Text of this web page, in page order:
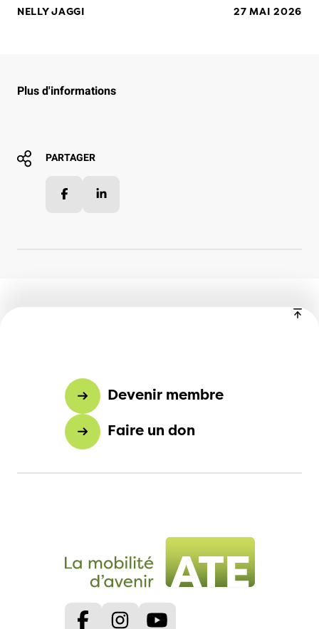
NELLY JAGGI 27 MAI 2026
Plus d'informations
PARTAGER
Facebook
Devenir membre
Faire un don
FacebookInstagram